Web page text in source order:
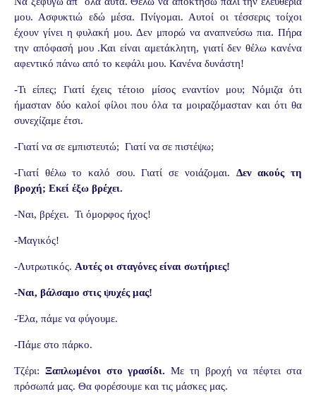
μου. Ασφυκτιώ εδώ μέσα. Πνίγομαι. Αυτοί οι τέσσερις τοίχοι
έχουν γίνει η φυλακή μου. Δεν μπορώ να αναπνεύσω πια. Πήρα
την απόφασή μου .Και είναι αμετάκλητη, γιατί δεν θέλω κανένα
αφεντικό πάνω από το κεφάλι μου. Κανένα δυνάστη!
-Τι είπες; Γιατί έχεις τέτοιο μίσος εναντίον μου; Νόμιζα ότι
ήμασταν δύο καλοί φίλοι που όλα τα μοιραζόμασταν και ότι θα
συνεχίζαμε έτσι.
-Γιατί να σε εμπιστευτώ; Γιατί να σε πιστέψω;
-Γιατί θέλω το καλό σου. Γιατί σε νοιάζομαι. Δεν ακούς τη
βροχή; Εκεί έξω βρέχει.
-Ναι, βρέχει. Τι όμορφος ήχος!
-Μαγικός!
-Λυτρωτικός. Αυτές οι σταγόνες είναι σωτήριες!
-Ναι, βάλσαμο στις ψυχές μας!
-Έλα, πάμε να φύγουμε.
-Πάμε στο πάρκο.
Τζέρι: Ξαπλωμένοι στο γρασίδι.Με τη βροχή να πέφτει στα
πρόσωπά μας. Θα φορέσουμε και τις μάσκες μας.